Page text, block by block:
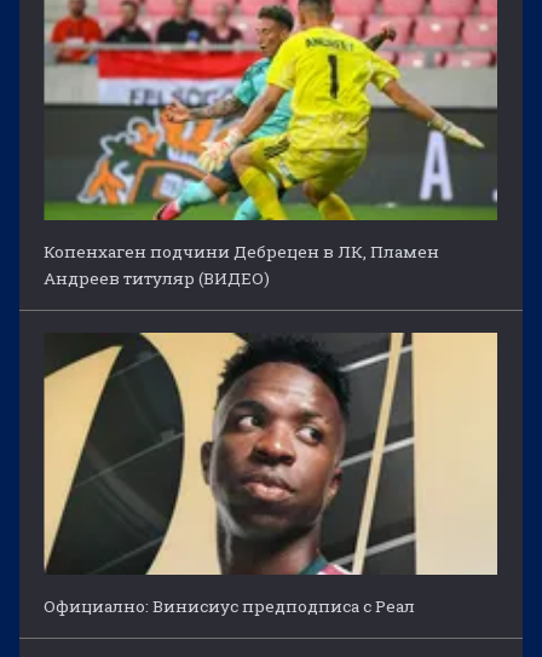
Копенхаген подчини Дебрецен в ЛК, Пламен
Андреев титуляр (ВИДЕО)
Официално: Винисиус предподписа с Реал